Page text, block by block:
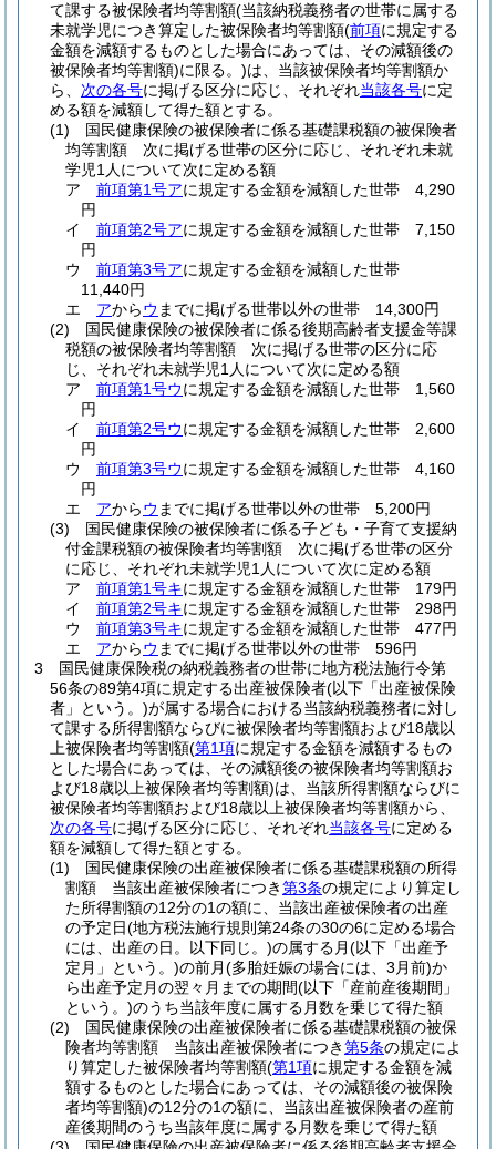
て課する被保険者均等割額(当該納税義務者の世帯に属する
未就学児につき算定した被保険者均等割額(前項に規定する
金額を減額するものとした場合にあっては、その減額後の
被保険者均等割額)に限る。)は、当該被保険者均等割額か
ら、 次の各号に掲げる区分に応じ、それぞれ当該各号に定
める額を減額して得た額とする。
(1)
国民健康保険の被保険者に係る基礎課税額の被保険者
均等割額 次に掲げる世帯の区分に応じ、それぞれ未就
学児1人について次に定める額
ア
前項第1号アに規定する金額を減額した世帯 4,290
円
イ
前項第2号アに規定する金額を減額した世帯 7,150
円
ウ
前項第3号アに規定する金額を減額した世帯
11,440円
エ
アからウ までに掲げる世帯以外の世帯 14,300円
(2)
国民健康保険の被保険者に係る後期高齢者支援金等課
税額の被保険者均等割額 次に掲げる世帯の区分に応
じ、それぞれ未就学児1人について次に定める額
ア
前項第1号ウに規定する金額を減額した世帯 1,560
円
イ
前項第2号ウに規定する金額を減額した世帯 2,600
円
ウ
前項第3号ウに規定する金額を減額した世帯 4,160
円
エ
アからウ までに掲げる世帯以外の世帯 5,200円
(3)
国民健康保険の被保険者に係る子ども・子育て支援納
付金課税額の被保険者均等割額 次に掲げる世帯の区分
に応じ、それぞれ未就学児1人について次に定める額
ア
前項第1号キに規定する金額を減額した世帯 179円
イ
前項第2号キに規定する金額を減額した世帯 298円
ウ
前項第3号キに規定する金額を減額した世帯 477円
エ
アからウ までに掲げる世帯以外の世帯 596円
3
国民健康保険税の納税義務者の世帯に地方税法施行令第
56条の89第4項に規定する出産被保険者(以下「出産被保険
者」という。)が属する場合における当該納税義務者に対し
て課する所得割額ならびに被保険者均等割額および18歳以
上被保険者均等割額(第1項に規定する金額を減額するもの
とした場合にあっては、その減額後の被保険者均等割額お
よび18歳以上被保険者均等割額)は、当該所得割額ならびに
被保険者均等割額および18歳以上被保険者均等割額から、
次の各号に掲げる区分に応じ、それぞれ当該各号に定める
額を減額して得た額とする。
(1)
国民健康保険の出産被保険者に係る基礎課税額の所得
割額 当該出産被保険者につき第3条の規定により算定し
た所得割額の12分の1の額に、当該出産被保険者の出産
の予定日(地方税法施行規則第24条の30の6に定める場合
には、出産の日。以下同じ。)の属する月(以下「出産予
定月」という。)の前月(多胎妊娠の場合には、3月前)か
ら出産予定月の翌々月までの期間(以下「産前産後期間」
という。)のうち当該年度に属する月数を乗じて得た額
(2)
国民健康保険の出産被保険者に係る基礎課税額の被保
険者均等割額 当該出産被保険者につき第5条の規定によ
り算定した被保険者均等割額(第1項に規定する金額を減
額するものとした場合にあっては、その減額後の被保険
者均等割額)の12分の1の額に、当該出産被保険者の産前
産後期間のうち当該年度に属する月数を乗じて得た額